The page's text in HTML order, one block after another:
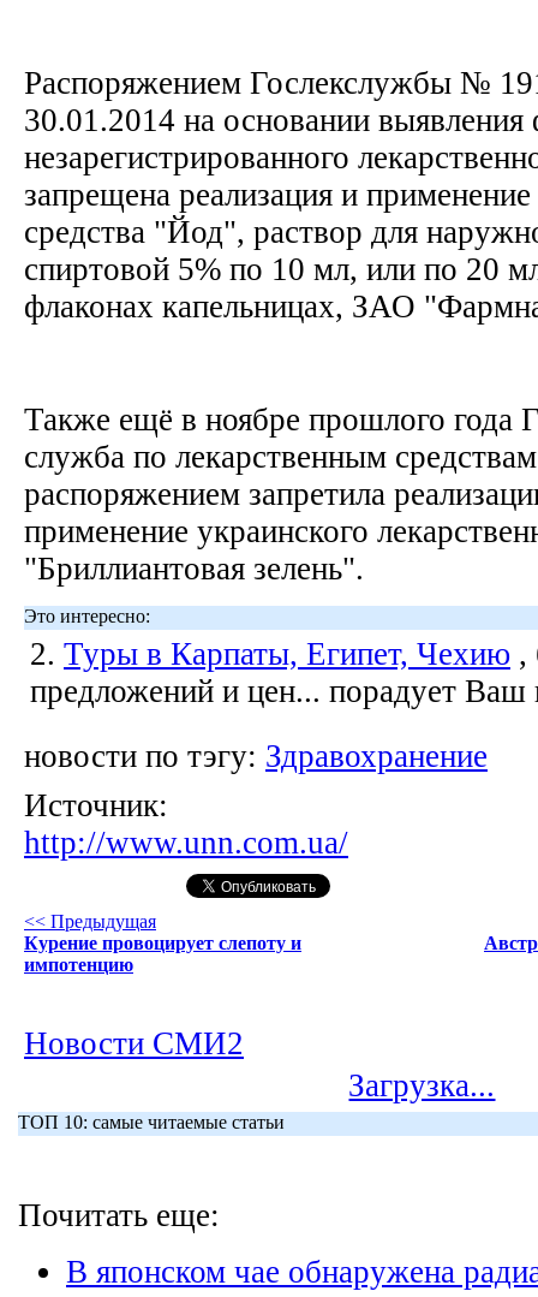
Распоряжением Гослекслужбы №
30.01.2014 на основании выявления
незарегистрированного
запрещена реализация и применение
средства "Йод", раствор для
спиртовой 5% по 10 мл, или по 20
флаконах капельницах, ЗАО
Также ещё в ноябре прошлого года
служба по лекарственным
распоряжением запретила
применение украинского
"Бриллиантовая зелень".
Это интересно:
2. Туры в Карпаты, Египет, Чехию ,
предложений и цен... порадует Ваш
новости по тэгу: Здравохранение
Источник:
http://www.unn.com.ua/
<< Предыдущая
Курение провоцирует слепоту и
импотенцию
Новости СМИ2
Загрузка...
ТОП 10: самые читаемые статьи
Почитать еще:
В японском чае обнаружена